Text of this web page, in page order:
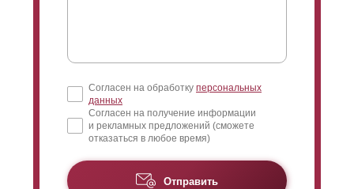
Согласен на обработку персональных
данных
Согласен на получение информации
и рекламных предложений (сможете
отказаться в любое время)
Отправить